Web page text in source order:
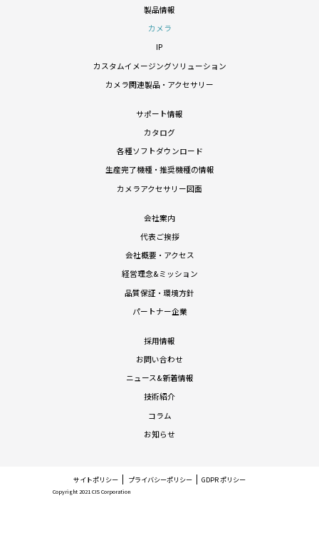
製品情報
カメラ
IP
カスタムイメージングソリューション
カメラ関連製品・アクセサリー
サポート情報
カタログ
各種ソフトダウンロード
生産完了機種・推奨機種の情報
カメラアクセサリー図面
会社案内
代表ご挨拶
会社概要・アクセス
経営理念&ミッション
品質保証・環境方針
パートナー企業
採用情報
お問い合わせ
ニュース&新着情報
技術紹介
コラム
お知らせ
Copyright 2021 CIS Corporation
サイトポリシー プライバシーポリシー GDPR ポリシー